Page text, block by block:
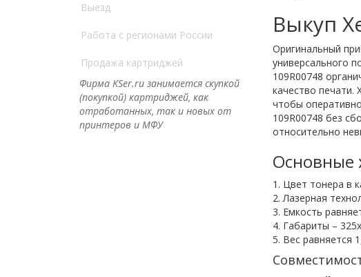
Выезд
Работа с регионами России
Продажа картриджей
Фирма KSer.ru занимается скупкой
(покупкой) картриджей, как
отработанных, так и новых от
принтеров и МФУ
Выкуп
Оригинальный
универсального
109R00748
качество печати.
чтобы
109R00748 без
относительно
Основные
1. Цвет тонера в
2. Лазерная
3. Емкость
4. Габариты –
5. Вес равняется